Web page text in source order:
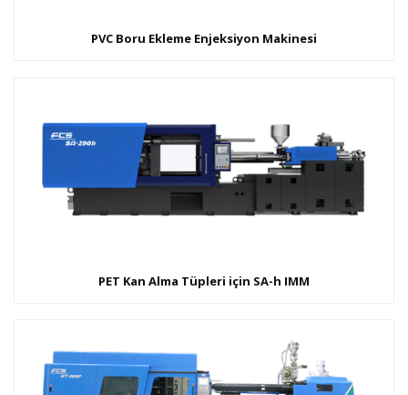
PVC Boru Ekleme Enjeksiyon Makinesi
PET Kan Alma Tüpleri için SA-h IMM